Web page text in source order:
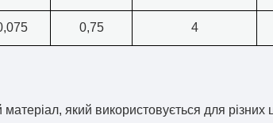
0,75 4
який використовується для різних